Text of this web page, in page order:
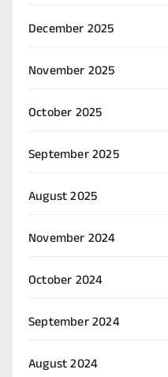
December 2025
November 2025
October 2025
September 2025
August 2025
November 2024
October 2024
September 2024
August 2024